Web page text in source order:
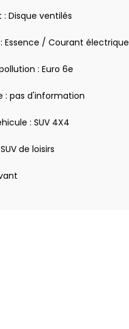
: Disque ventilés
Essence / Courant électrique
: Euro 6e
: pas d'information
: SUV 4X4
de loisirs